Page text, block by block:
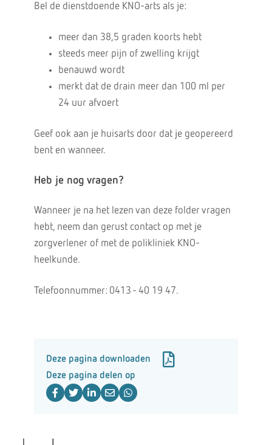
Bel de dienstdoende KNO-arts als je:
meer dan 38,5 graden koorts hebt
steeds meer pijn of zwelling krijgt
benauwd wordt
merkt dat de drain meer dan 100 ml per
24 uur afvoert
Geef ook aan je huisarts door dat je geopereerd
bent en wanneer.
Heb je nog vragen?
Wanneer je na het lezen van deze folder vragen
hebt, neem dan gerust contact op met je
zorgverlener of met de polikliniek KNO-
heelkunde.
Telefoonnummer: 0413 - 40 19 47.
Deze pagina downloaden
Deze pagina delen op